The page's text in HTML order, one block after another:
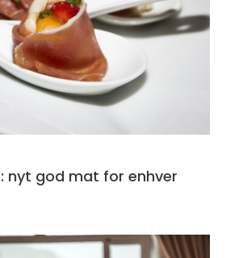
nyt god mat for enhver